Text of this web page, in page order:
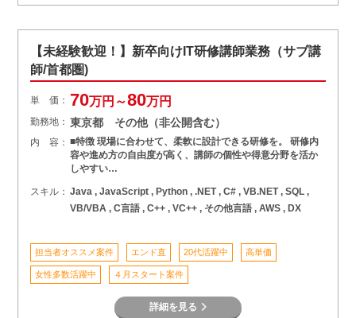
【未経験歓迎！】新卒向けIT研修講師業務（サブ講
師/首都圏)
単 価： 70万円～80万円
勤務地： 東京都 その他（非公開含む）
内 容： ■特徴 現場に合わせて、柔軟に設計できる研修を。 研修内
容や進め方の自由度が高く、講師の個性や得意分野を活か
しやすい…
スキル： Java , JavaScript , Python , .NET , C# , VB.NET , SQL ,
VB/VBA , C言語 , C++ , VC++ , その他言語 , AWS , DX
担当者オススメ案件 エンド直 20代活躍中 高単価
女性多数活躍中 ４月スタート案件
詳細を見る